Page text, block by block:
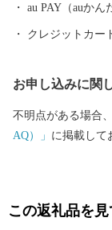
au PAY（auか
クレジットカー
お申し込みに関
不明点がある場合
AQ）」 に掲載して
この返礼品を